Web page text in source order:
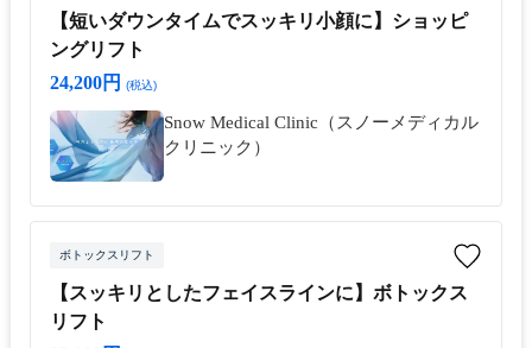
【短いダウンタイムでスッキリ小顔に】ショッピ
ングリフト
24,200円
(税込)
Snow Medical Clinic（スノーメディカル
クリニック）
ボトックスリフト
【スッキリとしたフェイスラインに】ボトックス
リフト